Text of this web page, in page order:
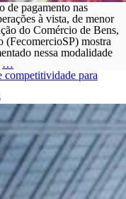
de pagamento nas
à vista, de menor
do Comércio de Bens,
(FecomercioSP) mostra
nessa modalidade
…
cresce
se
torna
maior
vetor
da
digitalização
dos
meios
competitividade para